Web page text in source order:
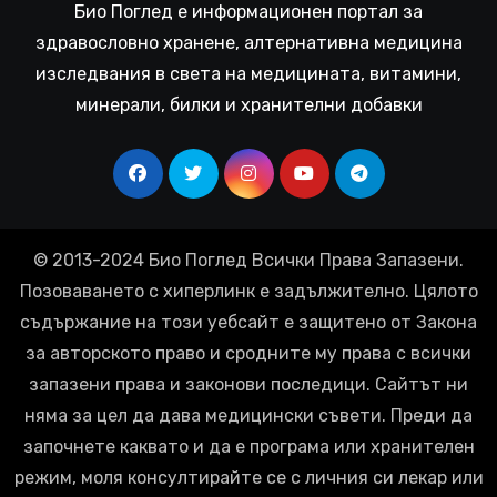
Био Поглед е информационен портал за
здравословно хранене, алтернативна медицина
изследвания в света на медицината, витамини,
минерали, билки и хранителни добавки
© 2013-2024 Био Поглед Всички Права Запазени.
Позоваването с хиперлинк е задължително. Цялото
съдържание на този уебсайт е защитено от Закона
за авторското право и сродните му права с всички
запазени права и законови последици. Сайтът ни
няма за цел да дава медицински съвети. Преди да
започнете каквато и да е програма или хранителен
режим, моля консултирайте се с личния си лекар или